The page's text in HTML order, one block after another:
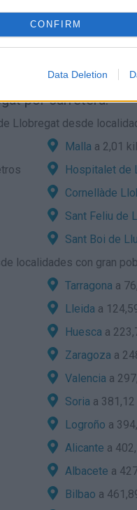
CONFIRM
Data Deletion
por carretera:
Llobregat desde
Malla a 2,01
Hospitalet de
Cornellàde
Sant Feliu de
Sant Boi de
localidades con gran
Tarragona a
Lleida a
Huesca a
Zaragoza a
Valencia a
Soria a
Logroño a
Alicante a
Albacete a
Bilbao a